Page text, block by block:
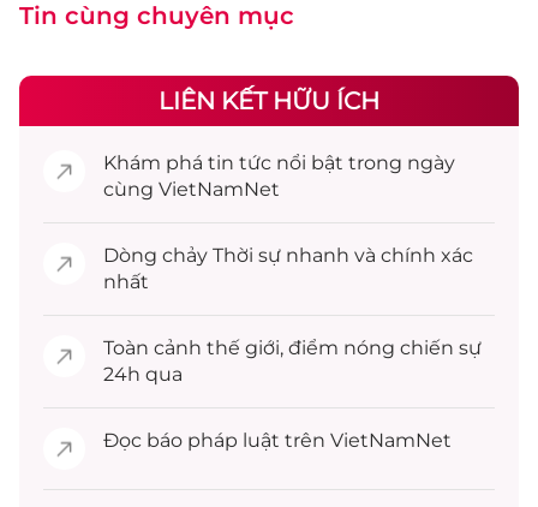
Tin cùng chuyên mục
LIÊN KẾT HỮU ÍCH
Khám phá tin tức nổi bật trong ngày
cùng VietNamNet
Dòng chảy Thời sự nhanh và chính xác
nhất
Toàn cảnh thế giới, điểm nóng chiến sự
24h qua
Đọc báo pháp luật trên VietNamNet